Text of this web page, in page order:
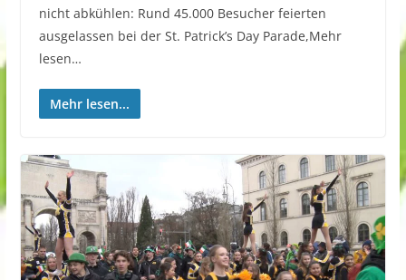
nicht abkühlen: Rund 45.000 Besucher feierten
ausgelassen bei der St. Patrick’s Day Parade,Mehr
lesen…
Mehr lesen...